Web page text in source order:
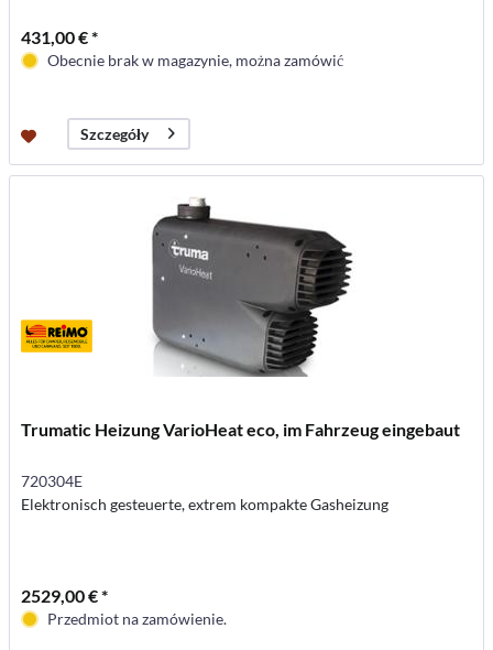
431,00 € *
Obecnie brak w magazynie, można zamówić
Szczegóły
Trumatic Heizung VarioHeat eco, im Fahrzeug eingebaut
720304E
Elektronisch gesteuerte, extrem kompakte Gasheizung
2529,00 € *
Przedmiot na zamówienie.